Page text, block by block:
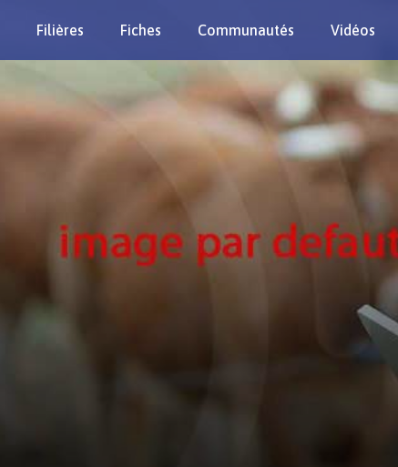
Filières Fiches Communautés Vidéos